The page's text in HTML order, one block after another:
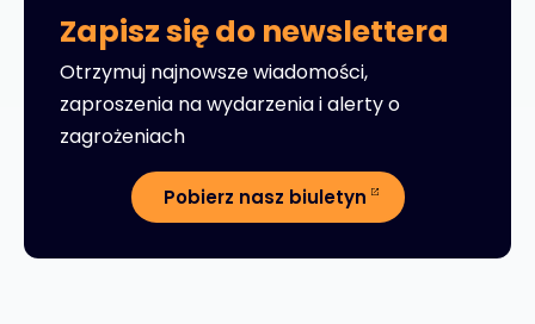
Zapisz się do newslettera
Otrzymuj najnowsze wiadomości,
zaproszenia na wydarzenia i alerty o
zagrożeniach
Pobierz nasz biuletyn